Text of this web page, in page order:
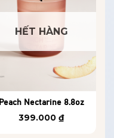
HẾT HÀNG
Peach Nectarine 8.8oz
399.000 ₫